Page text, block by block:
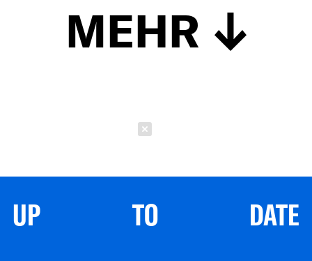
MEHR
UP TO DATE